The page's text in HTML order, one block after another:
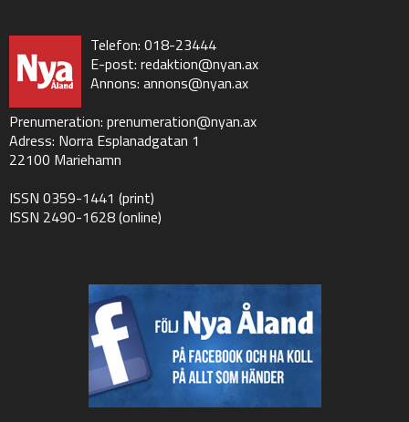
Telefon: 018-23444
E-post: redaktion@nyan.ax
Annons: annons@nyan.ax
Prenumeration: prenumeration@nyan.ax
Adress: Norra Esplanadgatan 1
22100 Mariehamn
ISSN 0359-1441 (print)
ISSN 2490-1628 (online)